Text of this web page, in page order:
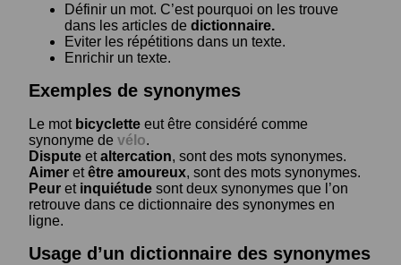
Définir un mot. C’est pourquoi on les trouve
dans les articles de dictionnaire.
Eviter les répétitions dans un texte.
Enrichir un texte.
Exemples de synonymes
Le mot bicyclette eut être considéré comme
synonyme de vélo.
Dispute etaltercation, sont des mots synonymes.
Aimer etêtre amoureux, sont des mots synonymes.
Peur et inquiétude sont deux synonymes que l’on
retrouve dans ce dictionnaire des synonymes en
ligne.
Usage d’un dictionnaire des synonymes